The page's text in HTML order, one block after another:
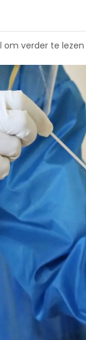
om verder te lezen